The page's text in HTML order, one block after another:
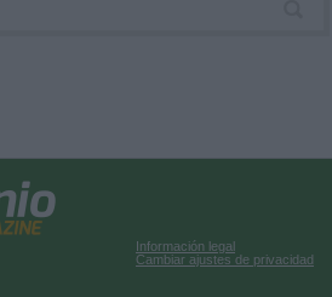
Información legal
Cambiar ajustes de privacidad